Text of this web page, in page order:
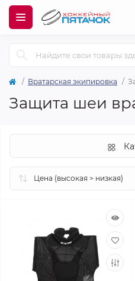
Вратарская экипировка
Защита шеи